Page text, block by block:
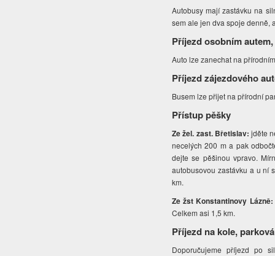
Autobusy mají zastávku na
sem ale jen dva spoje denně,
Příjezd osobním
Auto lze zanechat na
Příjezd zájezdového
Busem lze přijet na přírodní
Přístup pěšky
Ze žel. zast. Břetislav: jděte
necelých 200 m a pak
dejte se pěšinou vpravo.
autobusovou zastávku a u ní
km.
Ze žst Konstantinovy Lázně:
Celkem asi 1,5 km.
Příjezd na kole,
Doporučujeme příjezd po